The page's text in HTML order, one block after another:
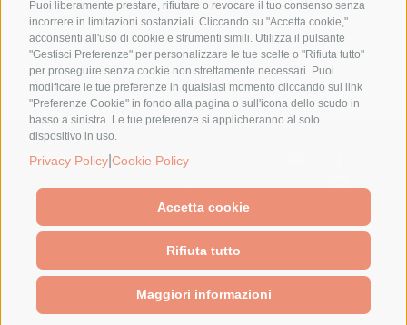
Puoi liberamente prestare, rifiutare o revocare il tuo consenso senza
incorrere in limitazioni sostanziali. Cliccando su "Accetta cookie,"
acconsenti all'uso di cookie e strumenti simili. Utilizza il pulsante
"Gestisci Preferenze" per personalizzare le tue scelte o "Rifiuta tutto"
per proseguire senza cookie non strettamente necessari. Puoi
modificare le tue preferenze in qualsiasi momento cliccando sul link
"Preferenze Cookie" in fondo alla pagina o sull'icona dello scudo in
basso a sinistra. Le tue preferenze si applicheranno al solo
dispositivo in uso.
Privacy Policy Cookie Policy
Accetta cookie
Rifiuta tutto
Maggiori informazioni
BULLTEC Srl – SEDE
LEGALE E OPERATIVA
tel. (+39) 0547 1932254 –
info@bulltec.it
© 2026Bulltec S.r.l.
P.IVA 04360970406 |
Cookie Policy